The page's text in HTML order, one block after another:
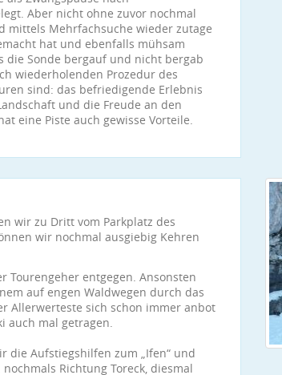
Aber nicht ohne zuvor nochmal
mittels Mehrfachsuche wieder zutage
hat und ebenfalls mühsam
die Sonde bergauf und nicht bergab
wiederholenden Prozedur des
sind: das befriedigende Erlebnis
und die Freude an den
eine Piste auch gewisse Vorteile.
wir zu Dritt vom Parkplatz des
wir nochmal ausgiebig Kehren
Tourengeher entgegen. Ansonsten
auf engen Waldwegen durch das
Allerwerteste sich schon immer anbot
auch mal getragen.
die Aufstiegshilfen zum „Ifen“ und
Richtung Toreck, diesmal